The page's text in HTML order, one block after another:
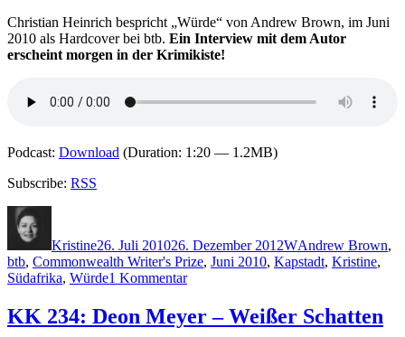
Christian Heinrich bespricht „Würde“ von Andrew Brown, im Juni
2010 als Hardcover bei btb. Ein Interview mit dem Autor
erscheint morgen in der Krimikiste!
Podcast: Download (Duration: 1:20 — 1.2MB)
Subscribe: RSS
Kristine26. Juli 201026. Dezember 2012WAndrew Brown,
btb, Commonwealth Writer's Prize, Juni 2010, Kapstadt, Kristine,
Südafrika, Würde1 Kommentarzu
Andrew
KK 234: Deon Meyer – Weißer Schatten